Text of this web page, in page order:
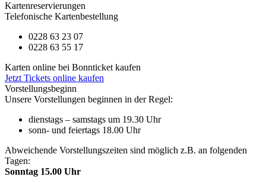
Kartenreservierungen
Telefonische Kartenbestellung
0228 63 23 07
0228 63 55 17
Karten online bei Bonnticket kaufen
Jetzt Tickets online kaufen
Vorstellungsbeginn
Unsere Vorstellungen beginnen in der Regel:
dienstags – samstags um 19.30 Uhr
sonn- und feiertags 18.00 Uhr
Abweichende Vorstellungszeiten sind möglich z.B. an folgenden
Tagen:
Sonntag 15.00 Uhr